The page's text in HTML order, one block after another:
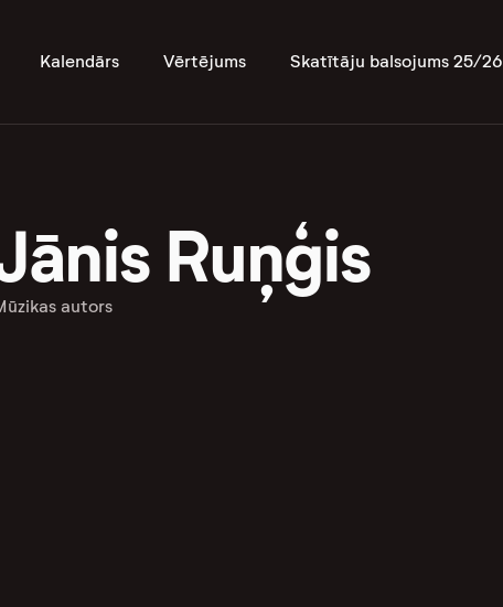
Kalendārs Vērtējums Skatītāju balsojums 25/26
Ruņģis
autors